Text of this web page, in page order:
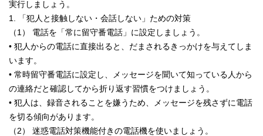
実行しましょう。
1. 「犯人と接触しない・会話しない」ための対策
（1） 電話を「常に留守番電話」に設定しましょう。
• 犯人からの電話に直接出ると、だまされるきっかけを与えてしま
います。
• 常時留守番電話に設定し、メッセージを聞いて知っている人から
の連絡だと確認してから折り返す習慣をつけましょう。
• 犯人は、録音されることを嫌うため、メッセージを残さずに電話
を切る傾向があります。
（2） 迷惑電話対策機能付きの電話機を使いましょう。